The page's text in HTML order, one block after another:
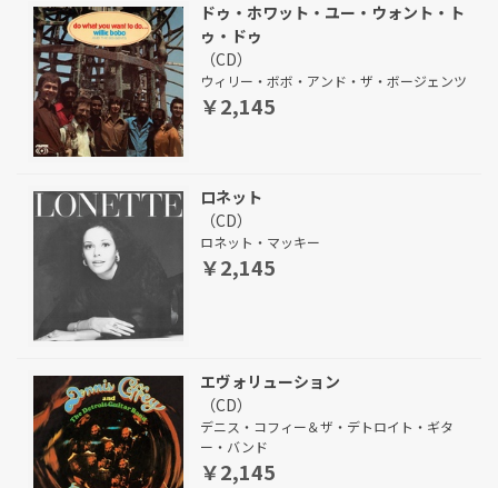
ドゥ・ホワット・ユー・ウォント・ト
ゥ・ドゥ
（CD）
ウィリー・ボボ・アンド・ザ・ボージェンツ
￥2,145
ロネット
（CD）
ロネット・マッキー
￥2,145
エヴォリューション
（CD）
デニス・コフィー＆ザ・デトロイト・ギタ
ー・バンド
￥2,145